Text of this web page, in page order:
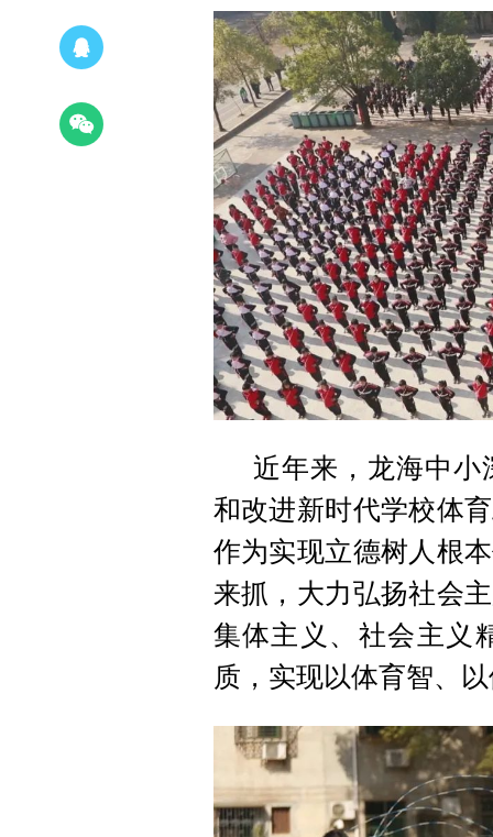
近年来，龙海中小
和改进新时代学校体
作为实现立德树人根
来抓，大力弘扬社会
集体主义、社会主义
质，实现以体育智、